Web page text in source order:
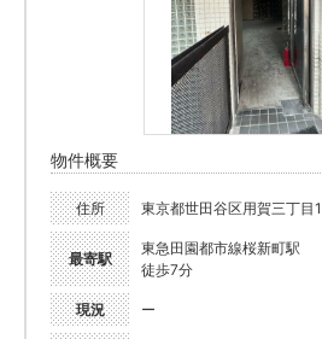
物件概要
住所 東京都世田谷区用賀三丁目
最寄駅
東急田園都市線桜新町駅
徒歩7分
現況 ー